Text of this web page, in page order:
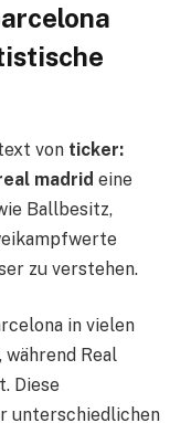
von ticker:
madrid eine
Ballbesitz,
zu verstehen.
in vielen
Real
Diese
unterschiedlichen